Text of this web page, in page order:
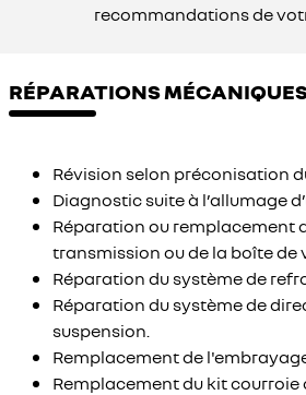
recommandations de
RÉPARATIONS
Révision selon préconisation
Diagnostic suite à l’allumage
Réparation ou remplacement
transmission ou de la boîte de
Réparation du système de
Réparation du système de
suspension.
Remplacement de
Remplacement du kit courroie